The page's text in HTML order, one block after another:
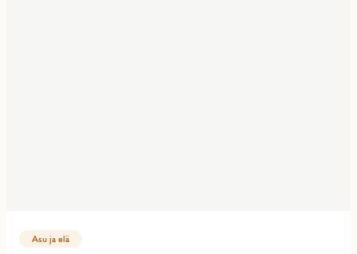
Asu ja elä